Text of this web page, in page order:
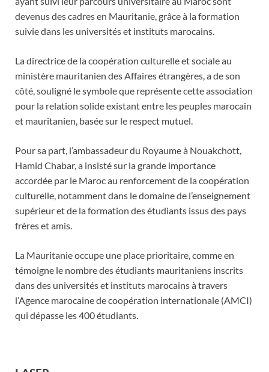
devenus des cadres en Mauritanie, grâce à la formation
suivie dans les universités et instituts marocains.
La directrice de la coopération culturelle et sociale au
ministère mauritanien des Affaires étrangères, a de son
côté, souligné le symbole que représente cette association
pour la relation solide existant entre les peuples marocain
et mauritanien, basée sur le respect mutuel.
Pour sa part, l’ambassadeur du Royaume à Nouakchott,
Hamid Chabar, a insisté sur la grande importance
accordée par le Maroc au renforcement de la coopération
culturelle, notamment dans le domaine de l’enseignement
supérieur et de la formation des étudiants issus des pays
frères et amis.
La Mauritanie occupe une place prioritaire, comme en
témoigne le nombre des étudiants mauritaniens inscrits
dans des universités et instituts marocains à travers
l’Agence marocaine de coopération internationale (AMCI)
qui dépasse les 400 étudiants.